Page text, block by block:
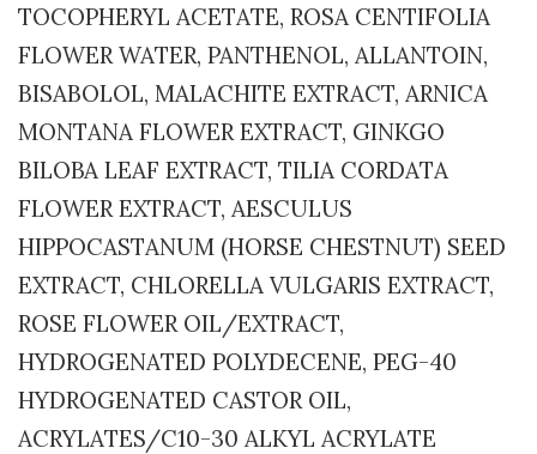
TOCOPHERYL ACETATE, ROSA CENTIFOLIA
FLOWER WATER, PANTHENOL, ALLANTOIN,
BISABOLOL, MALACHITE EXTRACT, ARNICA
MONTANA FLOWER EXTRACT, GINKGO
BILOBA LEAF EXTRACT, TILIA CORDATA
FLOWER EXTRACT, AESCULUS
HIPPOCASTANUM (HORSE CHESTNUT) SEED
EXTRACT, CHLORELLA VULGARIS EXTRACT,
ROSE FLOWER OIL/EXTRACT,
HYDROGENATED POLYDECENE, PEG-40
HYDROGENATED CASTOR OIL,
ACRYLATES/C10-30 ALKYL ACRYLATE